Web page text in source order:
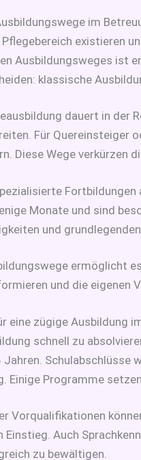
im
existieren
Ausbildungsweges ist
klassische
dauert in der
Für Quereinsteiger
Diese Wege verkürzen
Monate und sind
und
ermöglicht
und die eigenen
eine zügige Ausbildung
schnell zu
Schulabschlüsse
Einige Programme
Vorqualifikationen
Einstieg. Auch
zu bewältigen.